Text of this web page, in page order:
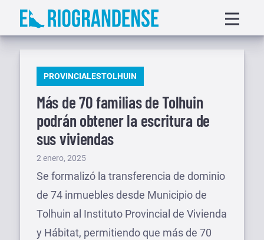
Saltar
menu
PUBLICADO
PROVINCIALESTOLHUIN
Más de 70 familias de Tolhuin
podrán obtener la escritura de
sus viviendas
Publicado
el
2 enero, 2025
Se formalizó la transferencia de dominio
de 74 inmuebles desde Municipio de
Tolhuin al Instituto Provincial de Vivienda
y Hábitat, permitiendo que más de 70